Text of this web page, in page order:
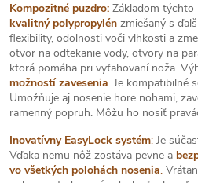
Kompozitné puzdro: Základom týchto
kvalitný polypropylén zmiešaný s
flexibility, odolnosti voči vlhkosti a
otvor na odtekanie vody, otvory na
ktorá pomáha pri vyťahovaní noža.
možností zavesenia. Je kompatibilné
Umožňuje aj nosenie hore nohami,
ramenný popruh. Môžu ho nosiť
Inovatívny EasyLock systém: Je
Vďaka nemu nôž zostáva pevne a
vo všetkých polohách nosenia.